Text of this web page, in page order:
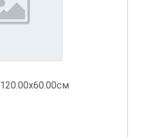
120.00x60.00см